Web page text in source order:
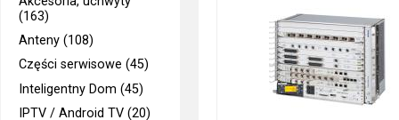
(163)
Anteny (108)
Części serwisowe (45)
Inteligentny Dom (45)
IPTV / Android TV (20)